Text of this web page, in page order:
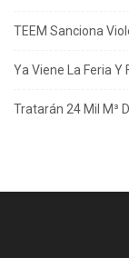
TEEM Sanciona
Ya Viene La Feria
Tratarán 24 Mil M³